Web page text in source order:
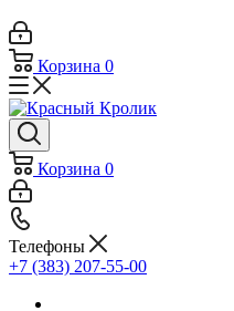
Корзина 0
Корзина 0
Телефоны
+7 (383) 207-55-00